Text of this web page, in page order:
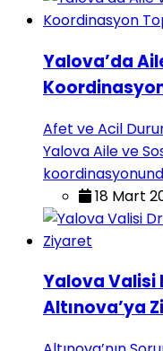
Yalova’da
Afet ve Acil
Yalova Aile ve
18 Mart
Yalova Valisi
Altınova’ya